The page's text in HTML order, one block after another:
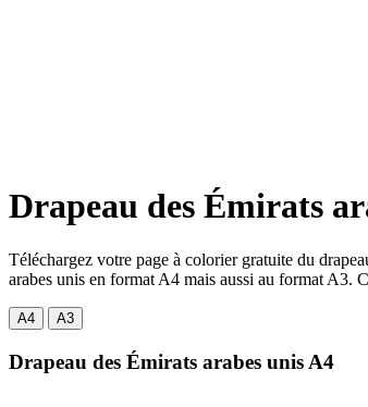
Drapeau des Émirats
Téléchargez votre page à colorier gratuite du
arabes unis en format A4 mais aussi au format A3.
A4 A3
Drapeau des Émirats arabes unis A4